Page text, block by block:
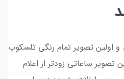
و اولین تصویر تمام رنگی تلسکوپ
ساعاتی زودتر از اعلام